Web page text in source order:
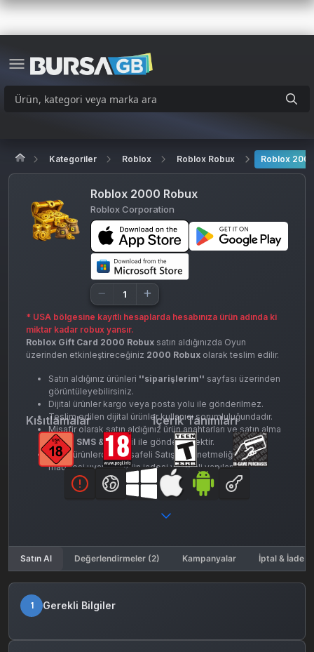
Kategoriler Roblox Roblox Robux Roblox
Roblox 2000 Robux
Roblox Corporation
* USA bölgesine kayıtlı hesaplarda hesabınıza ürün adında ki
miktar kadar robux yansır.
Roblox Gift Card 2000 Robux satın aldığınızda Oyun
üzerinden etkinleştireceğiniz 2000 Robux olarak teslim edilir.
Satın aldığınız ürünleri ''siparişlerim'' sayfası üzerinden
görüntüleyebilirsiniz.
Dijital ürünler kargo veya posta yolu ile gönderilmez.
Teslim edilen dijital ürünler kullanıcı sorumluluğundadır.
Misafir olarak satın aldığınız ürün anahtarları ve satın alma
detayı SMS & E-mail ile gönderilecektir.
Dijital ürünlerde, Mesafeli Satışlar Yönetmeliği’nin 15.
maddesi uyarınca ürün iadesi ve iptali yapılamaz.
Kısıtlamalar İçerik Tanımları
Satın Al Değerlendirmeler (2) Kampanyalar İptal & İade
1 Gerekli Bilgiler